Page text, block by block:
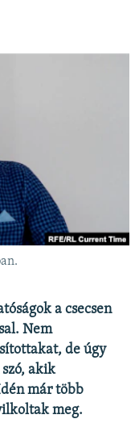
a csecsen
Nem
de úgy
akik
már több
meg.